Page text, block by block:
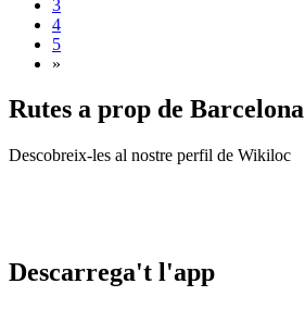
3
4
5
»
Rutes a prop de Barcelona
Descobreix-les al nostre perfil de Wikiloc
Descarrega't l'app